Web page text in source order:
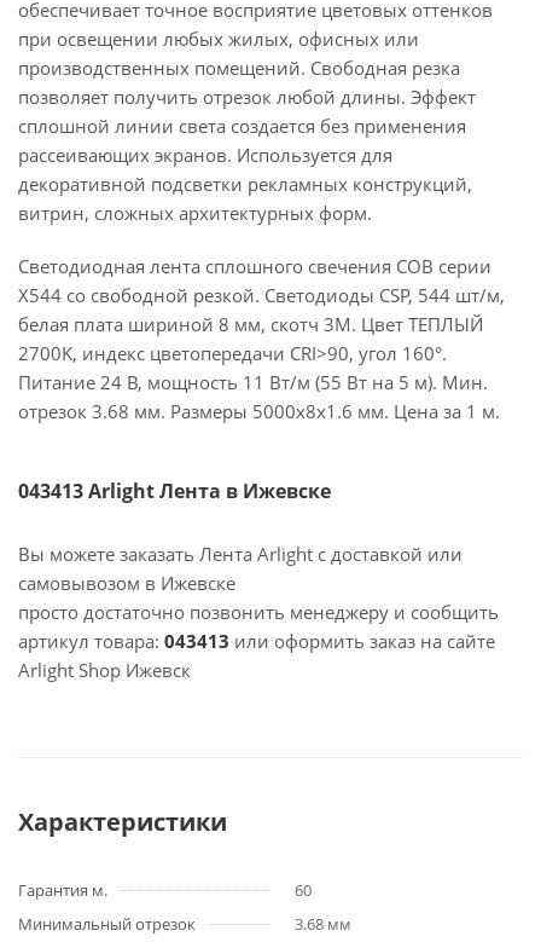
обеспечивает точное восприятие цветовых оттенков
при освещении любых жилых, офисных или
производственных помещений. Свободная резка
позволяет получить отрезок любой длины. Эффект
сплошной линии света создается без применения
рассеивающих экранов. Используется для
декоративной подсветки рекламных конструкций,
витрин, сложных архитектурных форм.
Светодиодная лента сплошного свечения COB серии
X544 со свободной резкой. Светодиоды CSP, 544 шт/м,
белая плата шириной 8 мм, скотч 3M. Цвет ТЕПЛЫЙ
2700K, индекс цветопередачи CRI>90, угол 160°.
Питание 24 В, мощность 11 Вт/м (55 Вт на 5 м). Мин.
отрезок 3.68 мм. Размеры 5000х8х1.6 мм. Цена за 1 м.
043413 Arlight Лента в Ижевске
Вы можете заказать Лента Arlight с доставкой или
самовывозом в Ижевске
просто достаточно позвонить менеджеру и сообщить
артикул товара: 043413 или оформить заказ на сайте
Arlight Shop Ижевск
Характеристики
Гарантия м.
60
Минимальный отрезок
3.68 мм